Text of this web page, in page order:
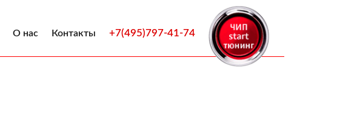
О нас Контакты +7(495)797-41-74